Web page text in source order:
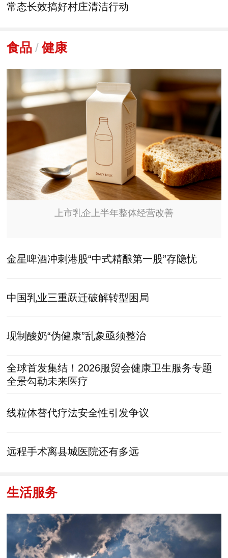
常态长效搞好村庄清洁行动
食品 / 健康
上市乳企上半年整体经营改善
金星啤酒冲刺港股“中式精酿第一股”存隐忧
中国乳业三重跃迁破解转型困局
现制酸奶“伪健康”乱象亟须整治
全球首发集结！2026服贸会健康卫生服务专题
全景勾勒未来医疗
线粒体替代疗法安全性引发争议
远程手术离县城医院还有多远
生活服务